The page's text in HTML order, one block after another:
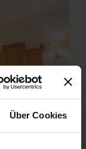
Über Cookies
4